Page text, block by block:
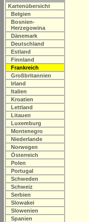
Kartenübersicht
Belgien
Bosnien-
Herzegowina
Dänemark
Deutschland
Estland
Finnland
Frankreich
Großbritannien
Irland
Italien
Kroatien
Lettland
Litauen
Luxemburg
Montenegro
Niederlande
Norwegen
Österreich
Polen
Portugal
Schweden
Schweiz
Serbien
Slowakei
Slowenien
Spanien